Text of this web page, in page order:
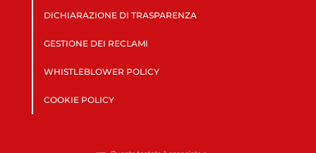
DICHIARAZIONE DI TRASPARENZA
GESTIONE DEI RECLAMI
WHISTLEBLOWER POLICY
COOKIE POLICY